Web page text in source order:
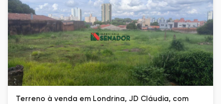
Terreno à venda em Londrina, JD Cláudia, com